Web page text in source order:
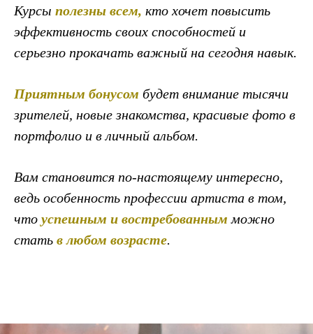
Курсы полезны всем, кто хочет повысить
эффективность своих способностей и
серьезно прокачать важный на сегодня навык.
Приятным бонусом будет внимание тысячи
зрителей, новые знакомства, красивые фото в
портфолио и в личный альбом.
Вам становится по-настоящему интересно,
ведь особенность профессии артиста в том,
что успешным и востребованнымможно
стать в любом возрасте.